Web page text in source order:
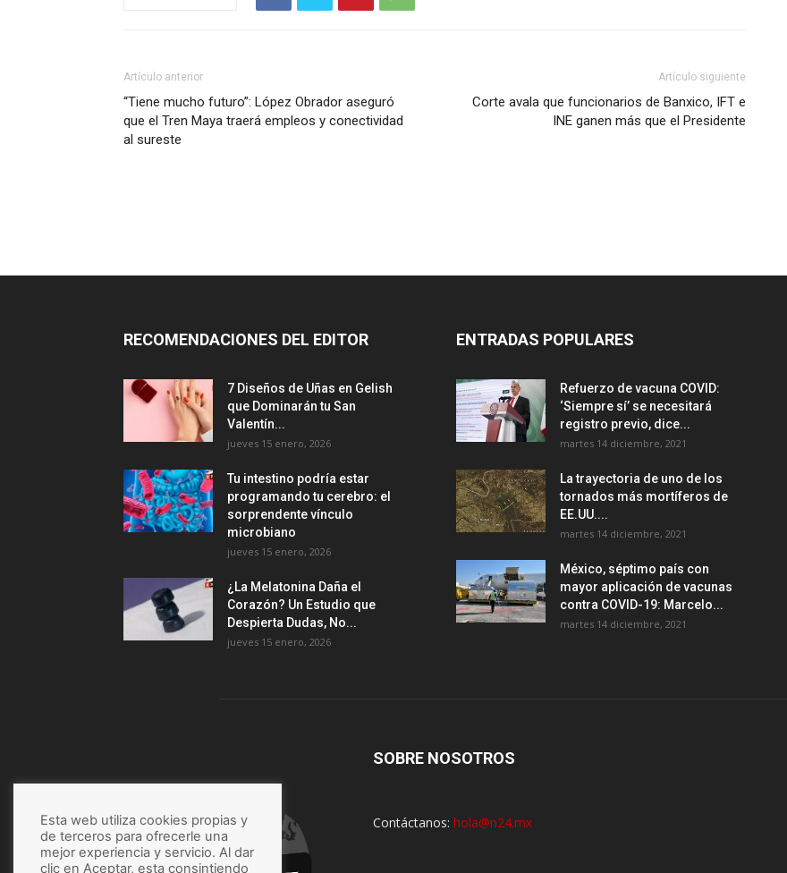
Artículo anterior
“Tiene mucho futuro”: López Obrador aseguró
que el Tren Maya traerá empleos y conectividad
al sureste
Artículo siguiente
Corte avala que funcionarios de Banxico, IFT e
INE ganen más que el Presidente
RECOMENDACIONES DEL EDITOR
7 Diseños de Uñas en Gelish
que Dominarán tu San
Valentín...
jueves 15 enero, 2026
Tu intestino podría estar
programando tu cerebro: el
sorprendente vínculo
microbiano
jueves 15 enero, 2026
¿La Melatonina Daña el
Corazón? Un Estudio que
Despierta Dudas, No...
jueves 15 enero, 2026
ENTRADAS POPULARES
Refuerzo de vacuna COVID:
‘Siempre sí’ se necesitará
registro previo, dice...
martes 14 diciembre, 2021
La trayectoria de uno de los
tornados más mortíferos de
EE.UU....
martes 14 diciembre, 2021
México, séptimo país con
mayor aplicación de vacunas
contra COVID-19: Marcelo...
martes 14 diciembre, 2021
SOBRE NOSOTROS
Contáctanos: hola@n24.mx
Esta web utiliza cookies propias y
de terceros para ofrecerle una
mejor experiencia y servicio. Al dar
clic en Aceptar, esta consintiendo